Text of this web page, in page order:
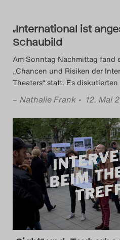
„International ist
Schaubild
Am Sonntag Nachmittag fand
„Chancen und Risiken der
Theaters“ statt. Es
– Nathalie Frank • 12. Mai